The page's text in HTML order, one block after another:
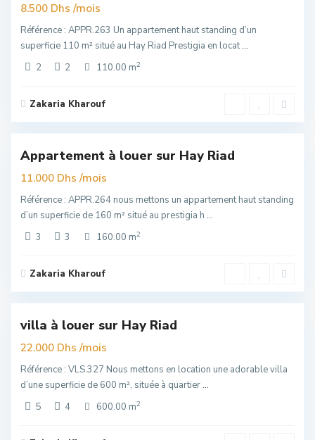
8.500 Dhs/mois
Référence : APPR.263 Un appartement haut standing d’un
superficie 110 m² situé au Hay Riad Prestigia en locat...
2
2 110.00 m2
Zakaria Kharouf
Hay
Rabat
Exclusivité
Appartement à louer sur Hay Riad
11.000 Dhs/mois
Référence : APPR.264 nous mettons un appartement haut standing
d’un superficie de 160 m² situé au prestigia h ...
3
3 160.00 m2
Zakaria Kharouf
Hay
Rabat
Exclusivité
villa à louer sur Hay Riad
22.000 Dhs/mois
Référence : VLS.327 Nous mettons en location une adorable villa
d’une superficie de 600 m², située à quartier...
5
4 600.00 m2